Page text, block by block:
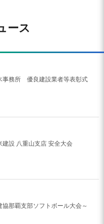
ース
事務所 優良建設業者等表彰式
設 八重山支店 安全大会
那覇支部ソフトボール大会～